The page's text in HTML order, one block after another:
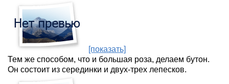
[показать]
Тем же способом, что и большая роза, делаем бутон.
Он состоит из серединки и двух-трех лепесков.